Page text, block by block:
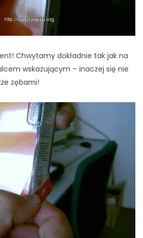
Chwytamy dokładnie tak jak na
wskazującym – inaczej się nie
zębami!